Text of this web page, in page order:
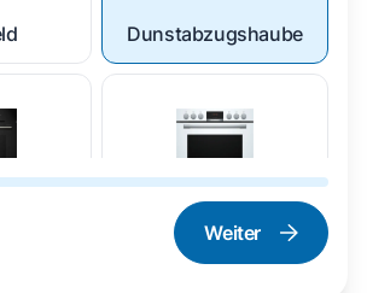
Dunstabzugshaube
Herd und Backofen
Weiter